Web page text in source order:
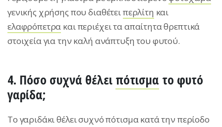
γενικής χρήσης που διαθέτειπερλίτη και
ελαφρόπετρα και περιέχει τα απαίτητα θρεπτικά
στοιχεία για την καλή ανάπτυξη του φυτού.
4. Πόσο συχνά θέλει πότισμα το φυτό
γαρίδα;
Το γαριδάκι θέλει συχνό πότισμα κατά την περίοδο